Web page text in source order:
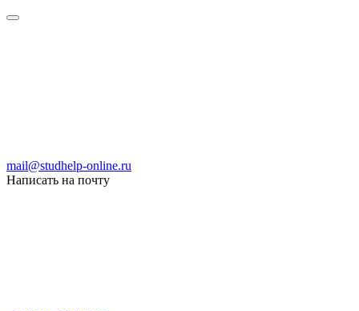
mail@studhelp-online.ru
Написать на почту